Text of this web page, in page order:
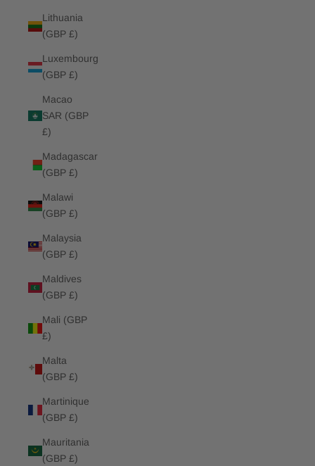
Lithuania
(GBP £)
Luxembourg
(GBP £)
Macao
SAR (GBP
£)
Madagascar
(GBP £)
Malawi
(GBP £)
Malaysia
(GBP £)
Maldives
(GBP £)
Mali (GBP
£)
Malta
(GBP £)
Martinique
(GBP £)
Mauritania
(GBP £)